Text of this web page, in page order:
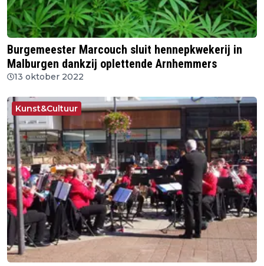
Burgemeester Marcouch sluit hennepkwekerij in
Malburgen dankzij oplettende Arnhemmers
13 oktober 2022
Kunst&Cultuur